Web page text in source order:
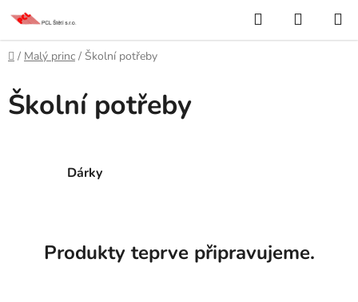
Přejít
obsah
Hledat
KOŠÍK
Domů
/ Malý princ / Školní potřeby
Školní potřeby
Dárky
Produkty teprve připravujeme.